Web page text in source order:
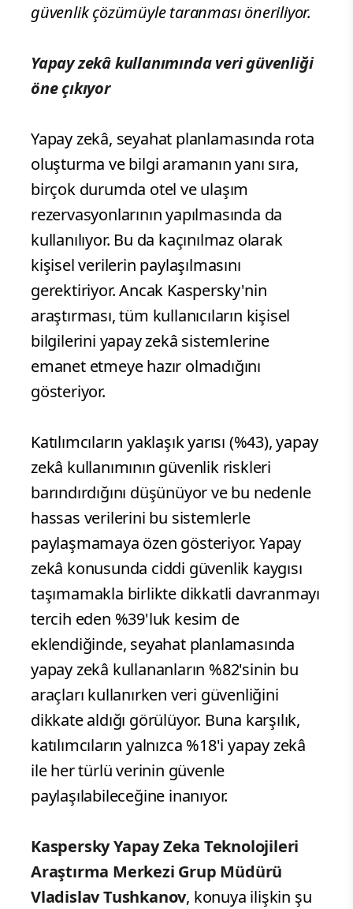
güvenlik çözümüyle taranması öneriliyor.
Yapay zekâ kullanımında veri güvenliği
öne çıkıyor
Yapay zekâ, seyahat planlamasında rota
oluşturma ve bilgi aramanın yanı sıra,
birçok durumda otel ve ulaşım
rezervasyonlarının yapılmasında da
kullanılıyor. Bu da kaçınılmaz olarak
kişisel verilerin paylaşılmasını
gerektiriyor. Ancak Kaspersky'nin
araştırması, tüm kullanıcıların kişisel
bilgilerini yapay zekâ sistemlerine
emanet etmeye hazır olmadığını
gösteriyor.
Katılımcıların yaklaşık yarısı (%43), yapay
zekâ kullanımının güvenlik riskleri
barındırdığını düşünüyor ve bu nedenle
hassas verilerini bu sistemlerle
paylaşmamaya özen gösteriyor. Yapay
zekâ konusunda ciddi güvenlik kaygısı
taşımamakla birlikte dikkatli davranmayı
tercih eden %39'luk kesim de
eklendiğinde, seyahat planlamasında
yapay zekâ kullananların %82'sinin bu
araçları kullanırken veri güvenliğini
dikkate aldığı görülüyor. Buna karşılık,
katılımcıların yalnızca %18'i yapay zekâ
ile her türlü verinin güvenle
paylaşılabileceğine inanıyor.
Kaspersky Yapay Zeka Teknolojileri
Araştırma Merkezi Grup Müdürü
Vladislav Tushkanov, konuya ilişkin şu